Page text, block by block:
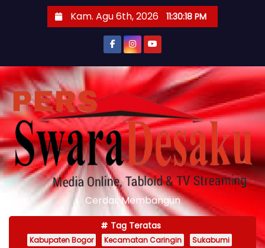
t
o
c
o
n
t
e
Kam. Agu 6th, 2026 11:30:19 PM
Cerdas Membangun
Tag Teratas
Kabupaten Bogor Kecamatan Caringin
Sukabumi